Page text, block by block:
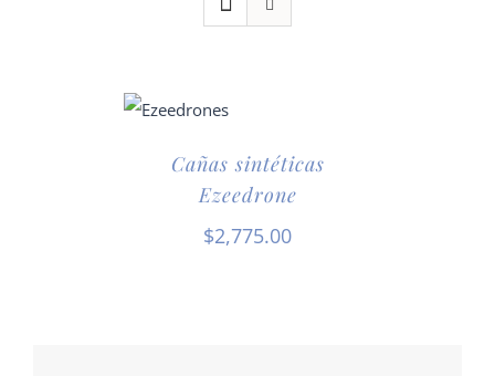
Cañas sintéticas
Ezeedrone
$2,775.00